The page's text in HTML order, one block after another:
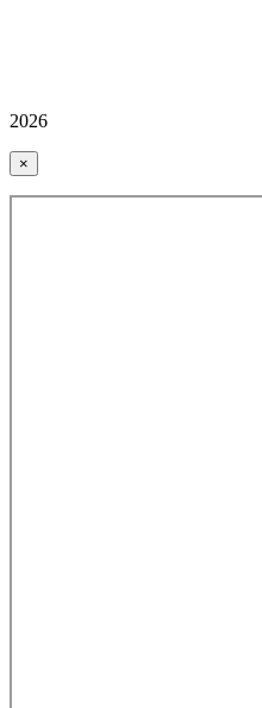
2026
×